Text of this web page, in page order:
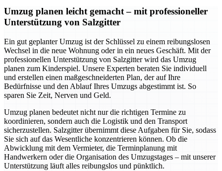
Umzug planen leicht gemacht – mit professioneller
Unterstützung von Salzgitter
Ein gut geplanter Umzug ist der Schlüssel zu einem reibungslosen
Wechsel in die neue Wohnung oder in ein neues Geschäft. Mit der
professionellen Unterstützung von Salzgitter wird das Umzug
planen zum Kinderspiel. Unsere Experten beraten Sie individuell
und erstellen einen maßgeschneiderten Plan, der auf Ihre
Bedürfnisse und den Ablauf Ihres Umzugs abgestimmt ist. So
sparen Sie Zeit, Nerven und Geld.
Umzug planen bedeutet nicht nur die richtigen Termine zu
koordinieren, sondern auch die Logistik und den Transport
sicherzustellen. Salzgitter übernimmt diese Aufgaben für Sie, sodass
Sie sich auf das Wesentliche konzentrieren können. Ob die
Abwicklung mit dem Vermieter, die Terminplanung mit
Handwerkern oder die Organisation des Umzugstages – mit unserer
Unterstützung läuft alles reibungslos und pünktlich.